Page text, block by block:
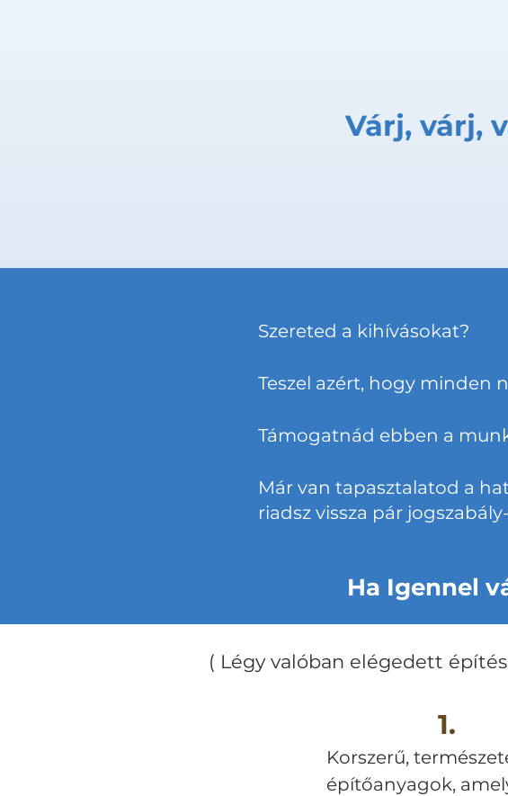
Várj, várj,
Szereted a kihívásokat?
Teszel azért, hogy minden
Támogatnád ebben a
Már van tapasztalatod a
riadsz vissza pár
Ha Igennel
( Légy valóban elégedett
1.
Korszerű,
építőanyagok,